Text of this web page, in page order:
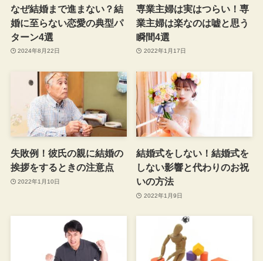
なぜ結婚まで進まない？結
婚に至らない恋愛の典型パ
ターン4選
2024年8月22日
専業主婦は実はつらい！専
業主婦は楽なのは嘘と思う
瞬間4選
2022年1月17日
失敗例！彼氏の親に結婚の
挨拶をするときの注意点
2022年1月10日
結婚式をしない！結婚式を
しない影響と代わりのお祝
いの方法
2022年1月9日